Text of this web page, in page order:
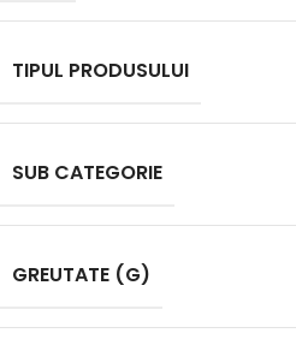
TIPUL PRODUSULUI
SUB CATEGORIE
GREUTATE (G)